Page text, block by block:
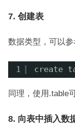
7. 创建表
数据类型，可以参
1 create
同理，使用.table
8. 向表中插入数